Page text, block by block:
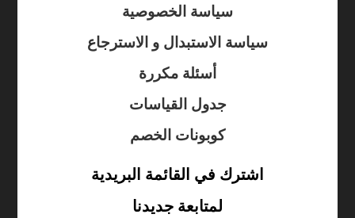
سياسة الخصوصية
سياسة الاستبدال و الاسترجاع
أسئلة مكررة
جدول القياسات
كوبونات الخصم
اشترك في القائمة البريدية
لمتابعة جديدنا